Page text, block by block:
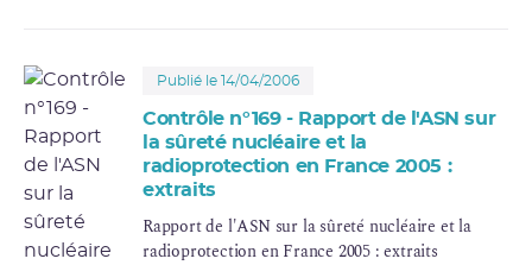
Publié le 14/04/2006
Contrôle n°169 - Rapport de l'ASN sur
la sûreté nucléaire et la
radioprotection en France 2005 :
extraits
Rapport de l'ASN sur lasûreté nucléaire et la
radioprotectionen France 2005 : extraits